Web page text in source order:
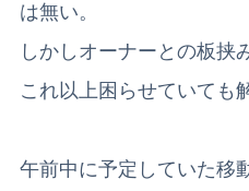
は無い。
しかしオーナーとの板挟
これ以上困らせていても
午前中に予定していた移